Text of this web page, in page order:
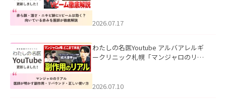
した。
2026.07.17
わたしの名医Youtube アルバアレルギ
ークリニック札幌「マンジャロのリア
た。
2026.07.10